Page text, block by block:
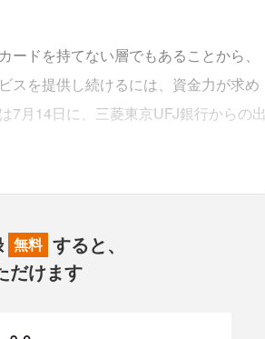
ドを持てない層でもあることから、
スを提供し続けるには、資金力が求め
7月14日に、三菱東京UFJ銀行からの出
無料 すると、
だけます